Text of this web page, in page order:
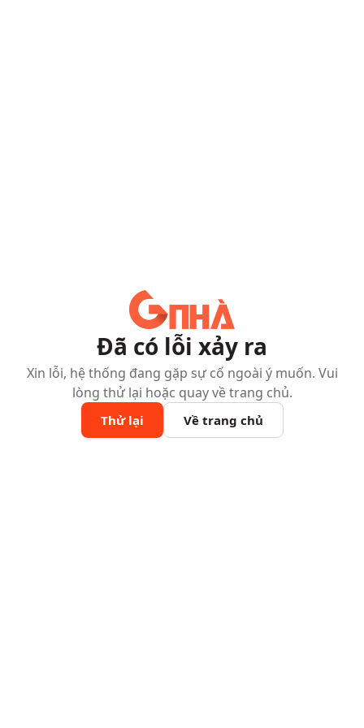
Đã có lỗi xảy ra
Xin lỗi, hệ thống đang gặp sự cố ngoài ý muốn. Vui
lòng thử lại hoặc quay về trang chủ.
Thử lại Về trang chủ